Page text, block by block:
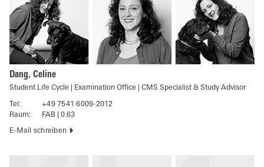
Dang, Celine
Student Life Cycle | Examination Office | CMS Specialist & Study Advisor
Tel:
+49 7541 6009-2012
Raum:
FAB | 0.63
E-Mail schreiben